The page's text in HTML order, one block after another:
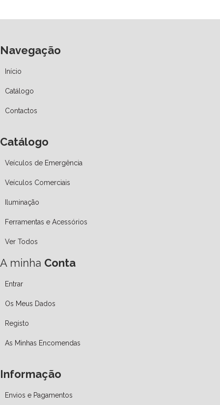
Navegação
Início
Catálogo
Contactos
Catálogo
Veículos de Emergência
Veículos Comerciais
Iluminação
Ferramentas e Acessórios
Ver Todos
A minha Conta
Entrar
Os Meus Dados
Registo
As Minhas Encomendas
Informação
Envios e Pagamentos